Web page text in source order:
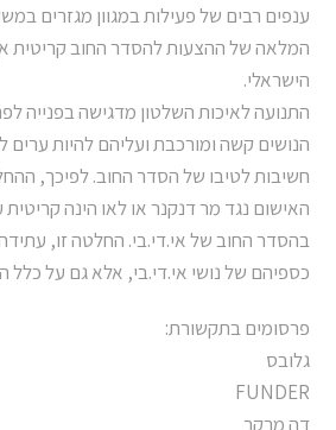
ענפים רבים של פעילות במגוון מגזרים
המלאה של ההצעות להסדר החוב קריטית
הישראלי.
התנועה לאיכות השלטון מדגישה בפנייה
הנושים קשה ומורכבת ועליהם להיות ערים
חשיבות לטיבו של הסדר החוב. לפיכך,
האישום נגד מר דנקנר או לאו הינה
בהסדר החוב של אי.די.בי. החלטה זו,
כספיהם של נושי אי.די.בי, אלא גם על כלל
פרסומים בתקשורת:
גלובס
FUNDER
דה מרקר